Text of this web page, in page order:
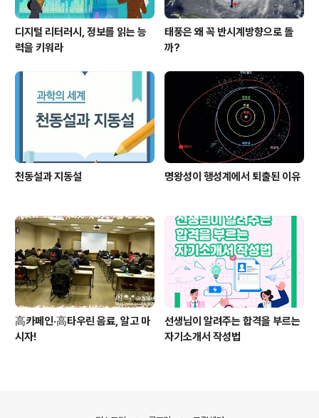
디지털 리터러시, 정보를 읽는 능
력을 키워라
태풍은 왜 꼭 반시계방향으로 돌
까?
천동설과 지동설 명왕성이 행성계에서 퇴출된 이유
高카페인·高타우린 음료, 알고 마
시자!
선생님이 알려주는 합격을 부르는
자기소개서 작성법